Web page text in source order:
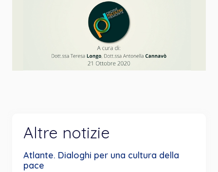
Altre notizie
Atlante. Dialoghi per una cultura della
pace